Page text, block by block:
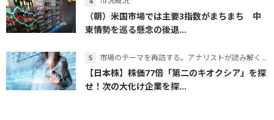
（朝）米国市場では主要3指数がまちまち 中
東情勢を巡る懸念の後退...
市場のテーマを再訪する。アナリストが読み解くテーマの本質
【日本株】株価77倍「第二のキオクシア」を探
せ！次の大化け企業を探...